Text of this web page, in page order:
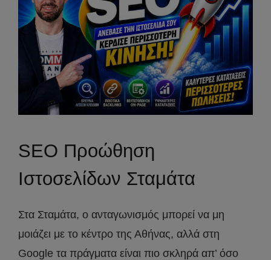
SEO Προώθηση
Ιστοσελίδων Σταμάτα
Στα Σταμάτα, ο ανταγωνισμός μπορεί να μη
μοιάζει με το κέντρο της Αθήνας, αλλά στη
Google τα πράγματα είναι πιο σκληρά απ’ όσο